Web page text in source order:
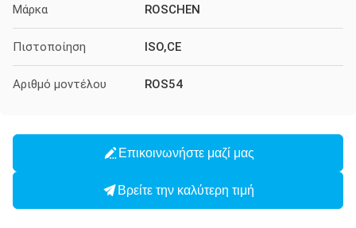
Μάρκα ROSCHEN
Πιστοποίηση ISO,CE
Αριθμό μοντέλου ROS54
Επικοινωνήστε μαζί μας
Βρείτε την καλύτερη τιμή